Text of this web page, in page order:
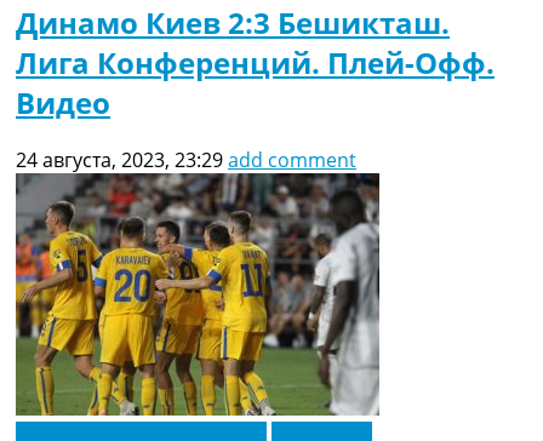
Динамо Киев 2:3 Бешикташ.
Лига Конференций. Плей-Офф.
Видео
24 августа, 2023, 23:29add comment